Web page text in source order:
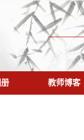
教师博客